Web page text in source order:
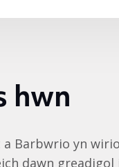
hwn
Barbwrio yn
dawn greadigol